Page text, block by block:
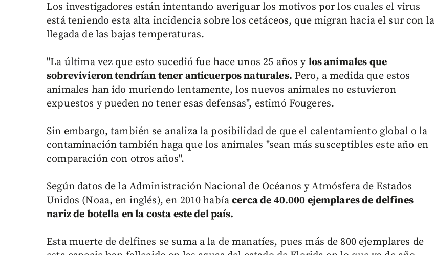
Los investigadores están intentando averiguar los motivos por los cuales el virus
está teniendo esta alta incidencia sobre los cetáceos, que migran hacia el sur con la
llegada de las bajas temperaturas.
"La última vez que esto sucedió fue hace unos 25 años y los animales que
sobrevivieron tendrían tener anticuerpos naturales. Pero, a medida que estos
animales han ido muriendo lentamente, los nuevos animales no estuvieron
expuestos y pueden no tener esas defensas", estimó Fougeres.
Sin embargo, también se analiza la posibilidad de que el calentamiento global o la
contaminación también haga que los animales "sean más susceptibles este año en
comparación con otros años".
Según datos de la Administración Nacional de Océanos y Atmósfera de Estados
Unidos (Noaa, en inglés), en 2010 habíacerca de 40.000 ejemplares de delfines
nariz de botella en la costa este del país.
Esta muerte de delfines se suma a la de manatíes, pues más de 800 ejemplares de